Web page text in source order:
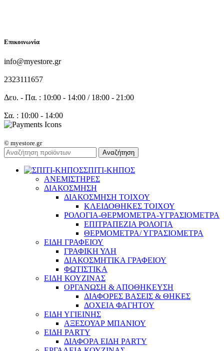
Επικοινωνία
info@myestore.gr
2323111657
Δευ. - Πα. : 10:00 - 14:00 / 18:00 - 21:00
Σα. : 10:00 - 14:00
© myestore.gr
Αναζήτηση
ΣΠΙΤΙ-ΚΗΠΟΣ
ΑΝΕΜΙΣΤΗΡΕΣ
ΔΙΑΚΟΣΜΗΣΗ
ΔΙΑΚΟΣΜΗΣΗ ΤΟΙΧΟΥ
ΚΛΕΙΔΟΘΗΚΕΣ ΤΟΙΧΟΥ
ΡΟΛΟΓΙΑ-ΘΕΡΜΟΜΕΤΡΑ-ΥΓΡΑΣΙΟΜΕΤΡΑ
ΕΠΙΤΡΑΠΕΖΙΑ ΡΟΛΟΓΙΑ
ΘΕΡΜΟΜΕΤΡΑ/ ΥΓΡΑΣΙΟΜΕΤΡΑ
ΕΙΔΗ ΓΡΑΦΕΙΟΥ
ΓΡΑΦΙΚΗ ΥΛΗ
ΔΙΑΚΟΣΜΗΤΙΚΑ ΓΡΑΦΕΙΟΥ
ΦΩΤΙΣΤΙΚΑ
ΕΙΔΗ ΚΟΥΖΙΝΑΣ
ΟΡΓΑΝΩΣΗ & ΑΠΟΘΗΚΕΥΣΗ
ΔΙΑΦΟΡΕΣ ΒΑΣΕΙΣ & ΘΗΚΕΣ
ΔΟΧΕΙΑ ΦΑΓΗΤΟΥ
ΕΙΔΗ ΥΓΙΕΙΝΗΣ
ΑΞΕΣΟΥΑΡ ΜΠΑΝΙΟΥ
ΕΙΔΗ PARTY
ΔΙΑΦΟΡΑ ΕΙΔΗ PARTY